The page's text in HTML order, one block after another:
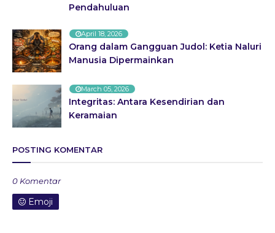
Pendahuluan
April 18, 2026
Orang dalam Gangguan Judol: Ketia Naluri
Manusia Dipermainkan
March 05, 2026
Integritas: Antara Kesendirian dan
Keramaian
POSTING KOMENTAR
0 Komentar
Emoji